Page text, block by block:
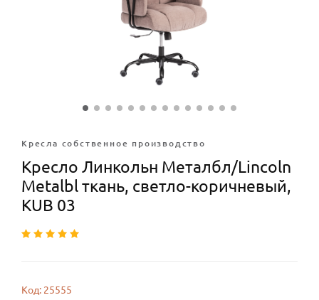
Кресла собственное производство
Кресло Линкольн Металбл/Lincoln
Metalbl ткань, светло-коричневый,
KUB 03
Код: 25555